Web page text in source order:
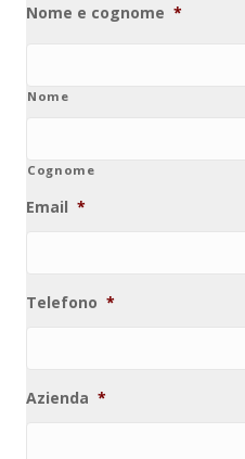
Nome e cognome *
Nome
Cognome
Email *
Telefono *
Azienda *